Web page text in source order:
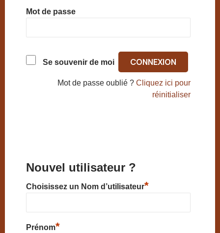
Mot de passe
Se souvenir de moi
Mot de passe oublié ?Cliquez ici pour
réinitialiser
Nouvel utilisateur ?
Choisissez un Nom d’utilisateur*
Prénom*